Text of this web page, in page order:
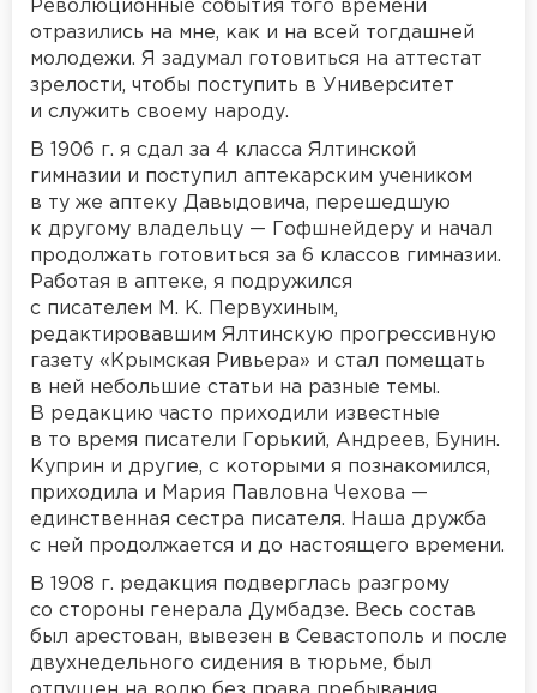
Революционные события того времени
отразились на мне, как и на всей тогдашней
молодежи. Я задумал готовиться на аттестат
зрелости, чтобы поступить в Университет
и служить своему народу.
В 1906 г. я сдал за 4 класса Ялтинской
гимназии и поступил аптекарским учеником
в ту же аптеку Давыдовича, перешедшую
к другому владельцу — Гофшнейдеру и начал
продолжать готовиться за 6 классов гимназии.
Работая в аптеке, я подружился
с писателем М. К. Первухиным,
редактировавшим Ялтинскую прогрессивную
газету «Крымская Ривьера» и стал помещать
в ней небольшие статьи на разные темы.
В редакцию часто приходили известные
в то время писатели Горький, Андреев, Бунин.
Куприн и другие, с которыми я познакомился,
приходила и Мария Павловна Чехова —
единственная сестра писателя. Наша дружба
с ней продолжается и до настоящего времени.
В 1908 г. редакция подверглась разгрому
со стороны генерала Думбадзе. Весь состав
был арестован, вывезен в Севастополь и после
двухнедельного сидения в тюрьме, был
отпущен на волю без права пребывания